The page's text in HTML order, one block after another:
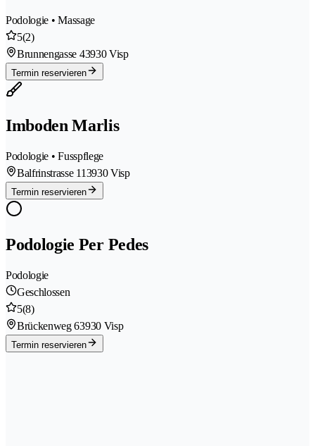
Podologie • Massage
5(2)
Brunnengasse 43930 Visp
Termin reservieren
Imboden Marlis
Podologie • Fusspflege
Balfrinstrasse 113930 Visp
Termin reservieren
Podologie Per Pedes
Podologie
Geschlossen
5(8)
Brückenweg 63930 Visp
Termin reservieren